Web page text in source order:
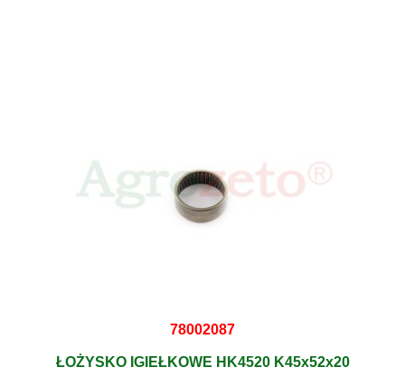
78002087
ŁOŻYSKO IGIEŁKOWE HK4520 K45x52x20